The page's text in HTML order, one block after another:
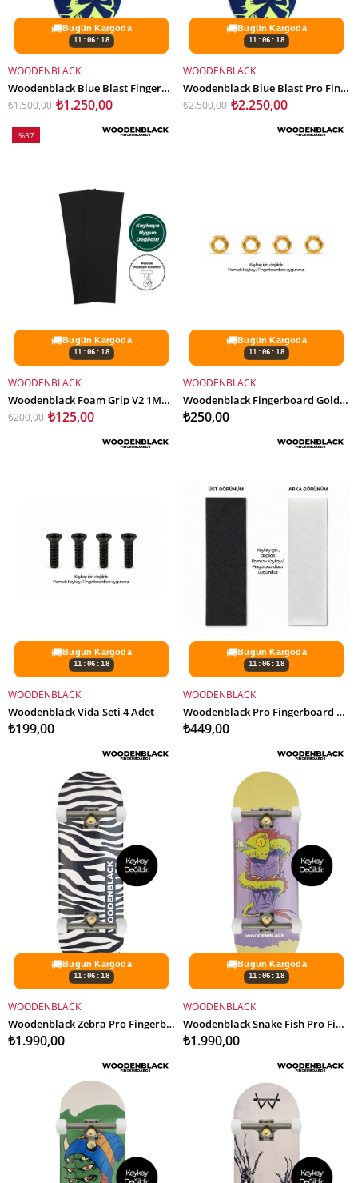
🚚Bugün Kargoda
11:06:16
SEPETE EKLE
WOODENBLACK
Woodenblack Blue Blast Fingerboard Deck
₺1.250,00
₺1.500,00
🚚Bugün Kargoda
11:06:16
SEPETE EKLE
WOODENBLACK
Woodenblack Blue Blast Pro Fingerboard Complete
₺2.250,00
₺2.500,00
🚚Bugün Kargoda
11:06:16
SEPETE EKLE
%37
WOODENBLACK
Woodenblack Foam Grip V2 1MM – 2'li Paket Parmak Kaykay Zımparası
₺125,00
₺200,00
🚚Bugün Kargoda
11:06:16
SEPETE EKLE
WOODENBLACK
Woodenblack Fingerboard Gold Somun 4 Adet
₺250,00
🚚Bugün Kargoda
11:06:16
SEPETE EKLE
WOODENBLACK
Woodenblack Vida Seti 4 Adet
₺199,00
🚚Bugün Kargoda
11:06:16
SEPETE EKLE
WOODENBLACK
Woodenblack Pro Fingerboard Grip Zımparası
₺449,00
🚚Bugün Kargoda
11:06:16
SEPETE EKLE
WOODENBLACK
Woodenblack Zebra Pro Fingerboard Complete
₺1.990,00
🚚Bugün Kargoda
11:06:16
SEPETE EKLE
WOODENBLACK
Woodenblack Snake Fish Pro Fingerboard Complete
₺1.990,00